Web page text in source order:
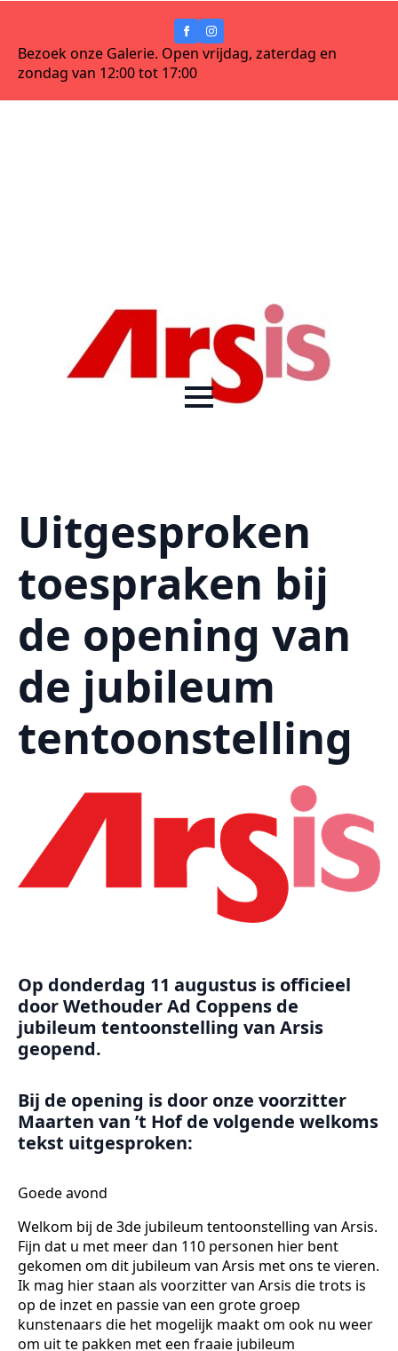
Bezoek onze Galerie. Open vrijdag, zaterdag en
zondag van 12:00 tot 17:00
Uitgesproken
toespraken bij
de opening van
de jubileum
tentoonstelling
Op donderdag 11 augustus is officieel
door Wethouder Ad Coppens de
jubileum tentoonstelling van Arsis
geopend.
Bij de opening is door onze voorzitter
Maarten van ’t Hof de volgende welkoms
tekst uitgesproken:
Goede avond
Welkom bij de 3de jubileum tentoonstelling van Arsis.
Fijn dat u met meer dan 110 personen hier bent
gekomen om dit jubileum van Arsis met ons te vieren.
Ik mag hier staan als voorzitter van Arsis die trots is
op de inzet en passie van een grote groep
kunstenaars die het mogelijk maakt om ook nu weer
om uit te pakken met een fraaie jubileum